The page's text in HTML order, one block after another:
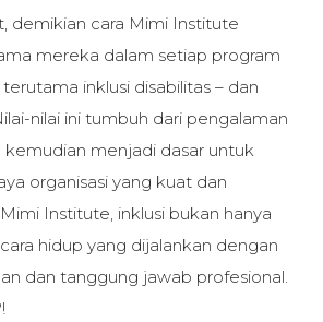
demikian cara Mimi Institute
mereka dalam setiap program
terutama inklusi disabilitas – dan
nilai ini tumbuh dari pengalaman
kemudian menjadi dasar untuk
organisasi yang kuat dan
Institute, inklusi bukan hanya
hidup yang dijalankan dengan
dan tanggung jawab profesional.